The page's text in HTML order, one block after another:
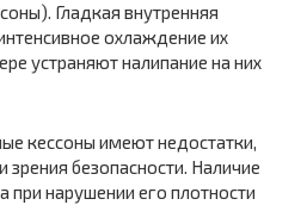
Гладкая внутренняя
охлаждение их
устраняют налипание на них
кессоны имеют недостатки,
зрения безопасности. Наличие
при нарушении его плотности